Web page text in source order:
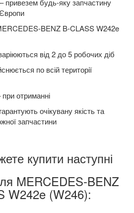
привезем будь-яку запчастину
BENZ B-CLASS W242e
від 2 до 5 робочих діб
по всій території
отриманні
очікувану якість та
запчастини
купити наступні
MERCEDES-BENZ
W242e (W246):